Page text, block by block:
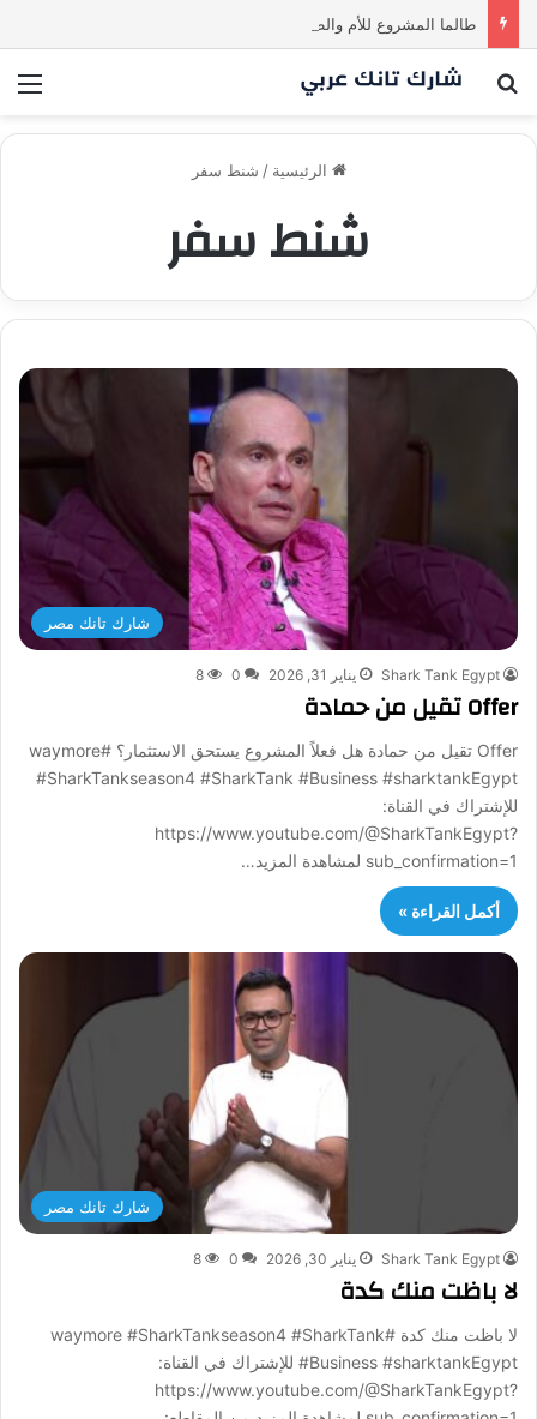
بحث عن
الرئيسية / شنط سفر
شنط سفر
شارك تانك مصر
Shark Tank Egypt يناير 31, 2026 0
8
Offer تقيل من حمادة
Offer تقيل من حمادة هل فعلاً المشروع يستحق الاستثمار؟ #waymore
#SharkTankseason4 #SharkTank #Business #sharktankEgypt
للإشتراك في القناة:
https://www.youtube.com/@SharkTankEgypt?
sub_confirmation=1 لمشاهدة المزيد…
أكمل القراءة »
شارك تانك مصر
Shark Tank Egypt يناير 30, 2026 0
8
لا باظت منك كدة
لا باظت منك كدة #waymore #SharkTankseason4 #SharkTank
#Business #sharktankEgypt للإشتراك في القناة:
https://www.youtube.com/@SharkTankEgypt?